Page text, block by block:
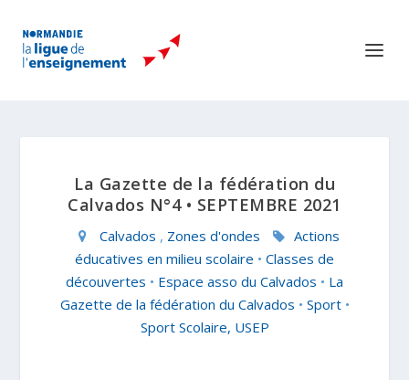
La Gazette de la fédération du
Calvados N°4 • SEPTEMBRE 2021
Calvados , Zones d'ondes
Actions
éducatives en milieu scolaire • Classes de
découvertes • Espace asso du Calvados • La
Gazette de la fédération du Calvados • Sport•
Sport Scolaire, USEP